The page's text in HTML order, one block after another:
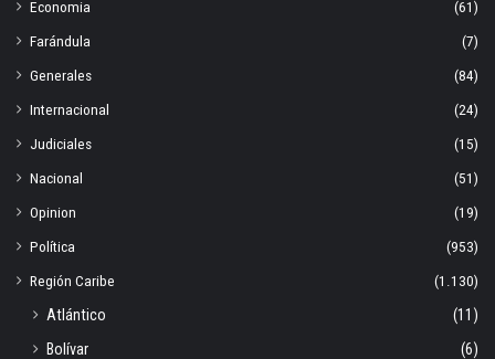
Economia
(61)
Farándula
(7)
Generales
(84)
Internacional
(24)
Judiciales
(15)
Nacional
(51)
Opinion
(19)
Política
(953)
Región Caribe
(1.130)
Atlántico
(11)
Bolívar
(6)